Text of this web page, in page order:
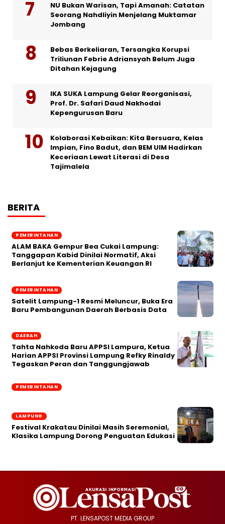
NU Bukan Warisan, Tapi Amanah: Catatan
Seorang Nahdliyin Menjelang Muktamar
Jombang
Bebas Berkeliaran, Tersangka Korupsi
Triliunan Febrie Adriansyah Belum Juga
Ditahan Kejagung
IKA SUKA Lampung Gelar Reorganisasi,
Prof. Dr. Safari Daud Nakhodai
Kepengurusan Baru
Kolaborasi Kebaikan: Kita Bersuara, Kelas
Impian, Fino Badut, dan BEM UIM Hadirkan
Keceriaan Lewat Literasi di Desa
Tajimalela
BERITA
PEMERINTAHAN
ALAM BAKA Gempur Bea Cukai Lampung:
Tanggapan Kabid Dinilai Normatif, Aksi
Berlanjut ke Kementerian Keuangan RI
PEMERINTAHAN
Satelit Lampung-1 Resmi Meluncur, Buka Era
Baru Pembangunan Daerah Berbasis Data
DAERAH
Tahta Nahkoda Baru APPSI Lampura, Ketua
Harian APPSI Provinsi Lampung Refky Rinaldy
Tegaskan Peran dan Tanggungjawab
PEMERINTAHAN
LAMPUNG
Festival Krakatau Dinilai Masih Seremonial,
Klasika Lampung Dorong Penguatan Edukasi
PT. LENSAPOST MEDIA GROUP